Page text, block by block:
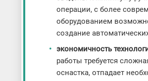
операции, с более
оборудованием
создание
экономичность
работы требуется
оснастка, отпадает